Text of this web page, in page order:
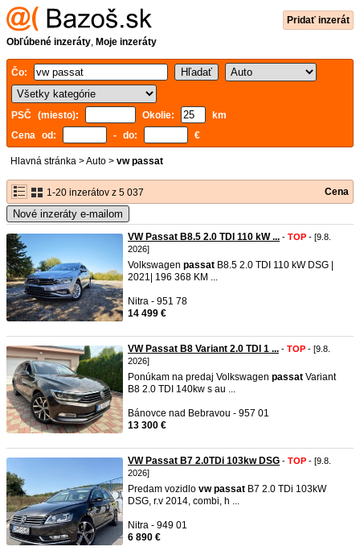
Pridať inzerát
Obľúbené inzeráty, Moje inzeráty
Čo:
PSČ (miesto): Okolie:
km
Cena od:
- do: €
Hlavná stránka >Auto > vw passat
1-20 inzerátov z 5 037 Cena
Nové inzeráty e-mailom
VW Passat B8.5 2.0 TDI 110 kW ... - TOP - [9.8.
2026]
Volkswagen passat B8.5 2.0 TDI 110 kW DSG |
2021| 196 368 KM ...
Nitra - 951 78
14 499 €
VW Passat B8 Variant 2.0 TDI 1 ... - TOP - [9.8.
2026]
Ponúkam na predaj Volkswagen passat Variant
B8 2.0 TDI 140kw s au ...
Bánovce nad Bebravou - 957 01
13 300 €
VW Passat B7 2.0TDi 103kw DSG - TOP - [9.8.
2026]
Predam vozidlo vw passat B7 2.0 TDi 103kW
DSG, r.v 2014, combi, h ...
Nitra - 949 01
6 890 €